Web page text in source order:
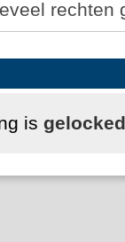
rechten
is gelocked